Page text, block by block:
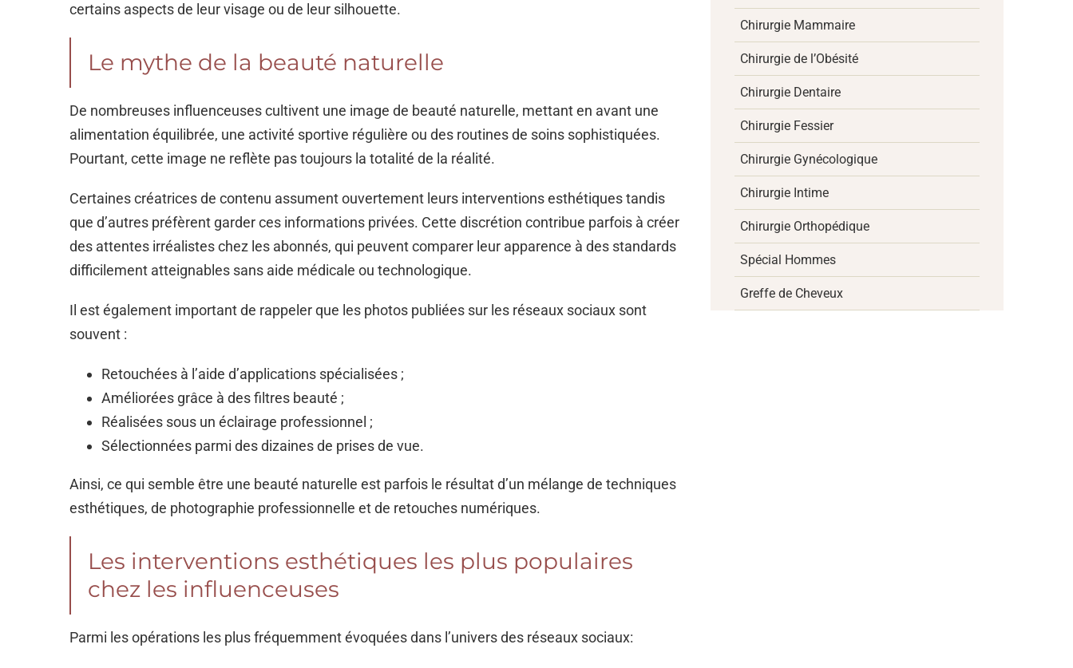
certains aspects de leur visage ou de leur silhouette.
Le mythe de la beauté naturelle
De nombreuses influenceuses cultivent une image de beauté naturelle, mettant en avant une
alimentation équilibrée, une activité sportive régulière ou des routines de soins sophistiquées.
Pourtant, cette image ne reflète pas toujours la totalité de la réalité.
Certaines créatrices de contenu assument ouvertement leurs interventions esthétiques tandis
que d’autres préfèrent garder ces informations privées. Cette discrétion contribue parfois à créer
des attentes irréalistes chez les abonnés, qui peuvent comparer leur apparence à des standards
difficilement atteignables sans aide médicale ou technologique.
Il est également important de rappeler que les photos publiées sur les réseaux sociaux sont
souvent :
Retouchées à l’aide d’applications spécialisées ;
Améliorées grâce à des filtres beauté ;
Réalisées sous un éclairage professionnel ;
Sélectionnées parmi des dizaines de prises de vue.
Ainsi, ce qui semble être une beauté naturelle est parfois le résultat d’un mélange de techniques
esthétiques, de photographie professionnelle et de retouches numériques.
Les interventions esthétiques les plus populaires
chez les influenceuses
Parmi les opérations les plus fréquemment évoquées dans l’univers des réseaux sociaux:
Chirurgie Mammaire
Chirurgie de l’Obésité
Chirurgie Dentaire
Chirurgie Fessier
Chirurgie Gynécologique
Chirurgie Intime
Chirurgie Orthopédique
Spécial Hommes
Greffe de Cheveux